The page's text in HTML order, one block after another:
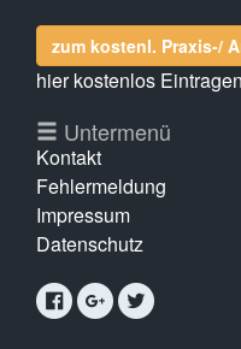
zum kostenl. Praxis-/
hier kostenlos
Untermenü
Kontakt
Fehlermeldung
Impressum
Datenschutz